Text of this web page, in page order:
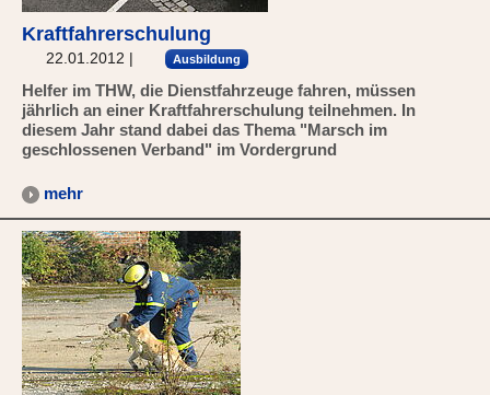
Kraftfahrerschulung
22.01.2012 | Ausbildung
Helfer im THW, die Dienstfahrzeuge fahren, müssen
jährlich an einer Kraftfahrerschulung teilnehmen. In
diesem Jahr stand dabei das Thema "Marsch im
geschlossenen Verband" im Vordergrund
mehr